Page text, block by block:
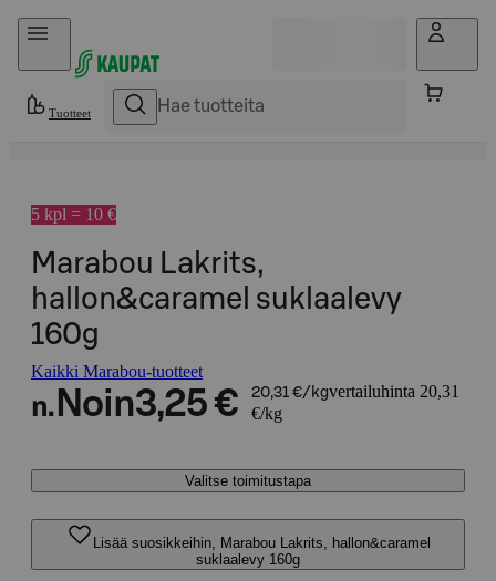
Hyppää sisältöön
Tuotteet
5 kpl = 10 €
Marabou Lakrits,
hallon&caramel suklaalevy
160g
Kaikki Marabou-tuotteet
n. Noin3,25 € 20,31 €/kgvertailuhinta 20,31
€/kg
Valitse toimitustapa
Lisää suosikkeihin, Marabou Lakrits, hallon&caramel
suklaalevy 160g